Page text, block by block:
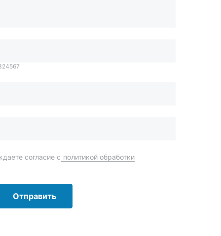
Отправить
+7 (904) 945-52-55